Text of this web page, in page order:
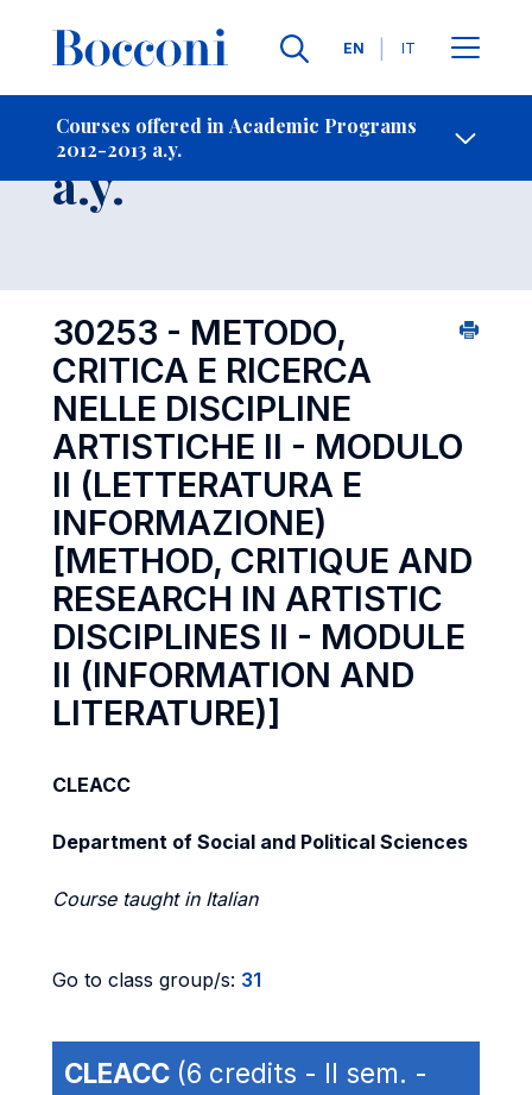
Languages
EN IT
Courses offered in Academic Programs
2012-2013 a.y.
- Contact Us
Course 2012-2013
a.y.
30253 - METODO,
CRITICA E RICERCA
NELLE DISCIPLINE
ARTISTICHE II - MODULO
II (LETTERATURA E
INFORMAZIONE)
[METHOD, CRITIQUE AND
RESEARCH IN ARTISTIC
DISCIPLINES II - MODULE
II (INFORMATION AND
LITERATURE)]
CLEACC
Department of Social and Political Sciences
Course taught in Italian
Go to class group/s: 31
CLEACC (6 credits - II sem. -